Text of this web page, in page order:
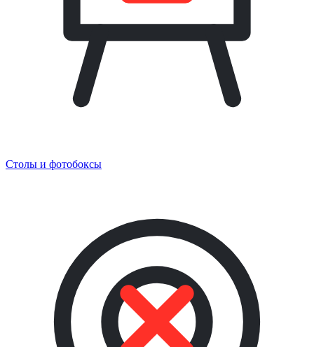
Столы и фотобоксы